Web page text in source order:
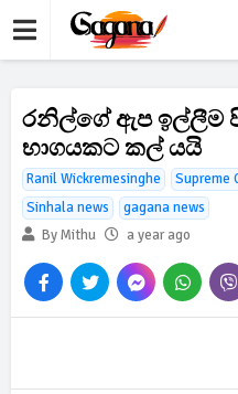
රනිල්ගේ ඇප ඉල්ලීම
භාගයකට කල් යයි
Ranil Wickremesinghe Supreme
Sinhala news
gagana news
By Mithu
a year ago